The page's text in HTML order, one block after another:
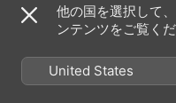
エピソードの Web ページ
情報
他の国を選択して
ンテンツをご覧く
United States